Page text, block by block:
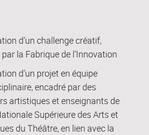
d’un challenge créatif,
la Fabrique de l’Innovation
d’un projet en équipe
encadré par des
artistiques et enseignants de
Supérieure des Arts et
du Théâtre, en lien avec la